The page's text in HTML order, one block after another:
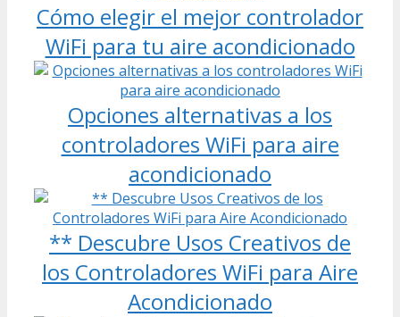
Cómo elegir el mejor controlador
WiFi para tu aire acondicionado
Opciones alternativas a los
controladores WiFi para aire
acondicionado
** Descubre Usos Creativos de
los Controladores WiFi para Aire
Acondicionado